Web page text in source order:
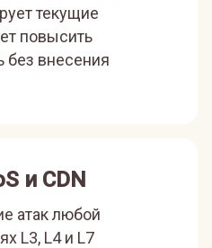
текущие
повысить
без внесения
и CDN
атак любой
L3, L4 и L7